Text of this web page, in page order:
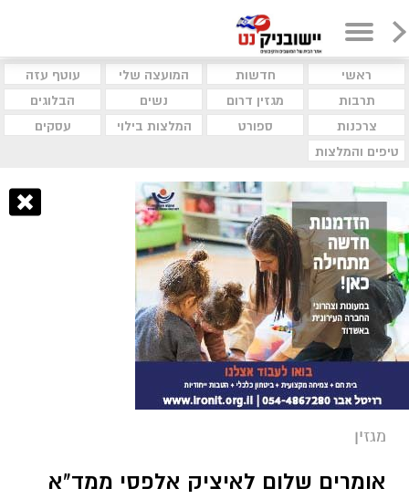
ראשי חדשות המועצה שלי
עוטף עזה
תרבות
מגזין דרום נשים
הבלוגים
צרכנות
ספורט המלצות בילוי
עסקים
טיפים והמלצות
מגזין
אומרים שלום לאיציק אלפסי ממד"א